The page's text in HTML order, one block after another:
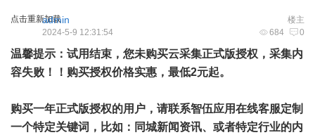
点击重新加载 楼主
admin
684 0
2024-5-9 12:31:54
温馨提示：试用结束，您未购买云采集正式版授权，采集内
容失败！！购买授权价格实惠，最低2元起。
购买一年正式版授权的用户，请联系智伍应用在线客服定制
一个特定关键词，比如：同城新闻资讯、或者特定行业的内